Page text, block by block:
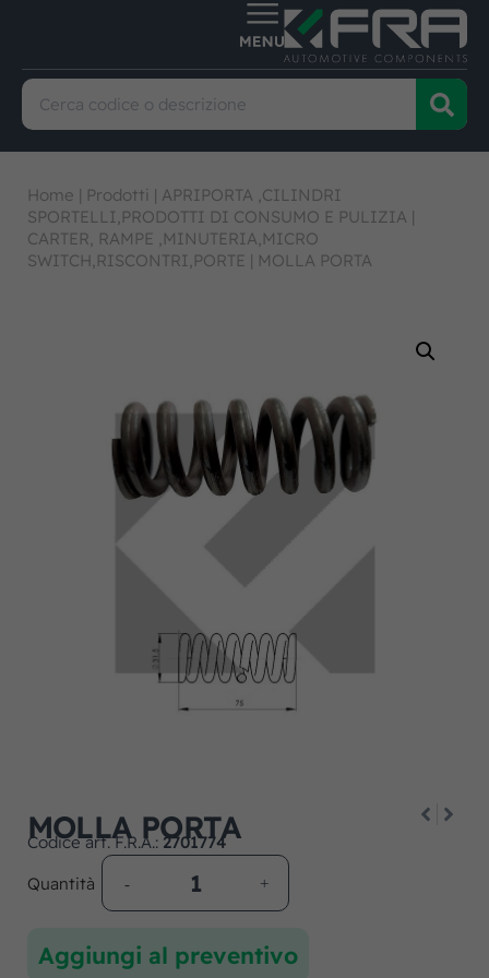
Home | Prodotti | APRIPORTA ,CILINDRI
SPORTELLI,PRODOTTI DI CONSUMO E PULIZIA |
CARTER, RAMPE ,MINUTERIA,MICRO
SWITCH,RISCONTRI,PORTE | MOLLA PORTA
MOLLA PORTA
Codice art. F.R.A.: 2701774
Quantità
Aggiungi al preventivo